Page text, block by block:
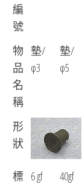
編
號
物
品
名
稱
墊/
φ3
墊/
φ5
形
狀
標 6 gf 40gf